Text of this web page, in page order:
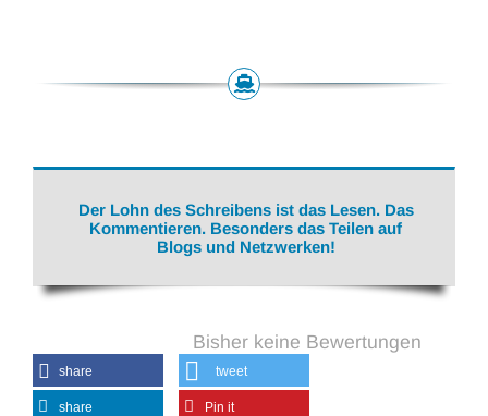
Der Lohn des Schreibens ist das Lesen. Das
Kommentieren. Besonders das Teilen auf
Blogs und Netzwerken!
Bisher keine Bewertungen
share tweet
share Pin it